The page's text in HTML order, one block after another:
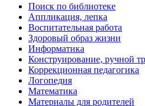
Поиск по библиотеке
Аппликация, лепка
Воспитательная работа
Здоровый образ жизни
Информатика
Конструирование, ручной
Коррекционная педагогика
Логопедия
Математика
Материалы для родителей